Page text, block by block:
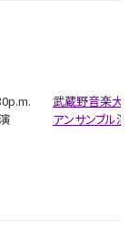
武蔵野音楽大学
アンサンブル演